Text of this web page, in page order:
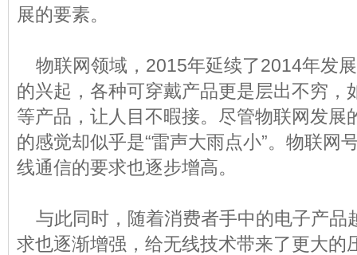
展的要素。
物联网领域，2015年延续了2014年发
的兴起，各种可穿戴产品更是层出不穷，
等产品，让人目不暇接。尽管物联网发展
的感觉却似乎是“雷声大雨点小”。物联网
线通信的要求也逐步增高。
与此同时，随着消费者手中的电子产品
求也逐渐增强，给无线技术带来了更大的